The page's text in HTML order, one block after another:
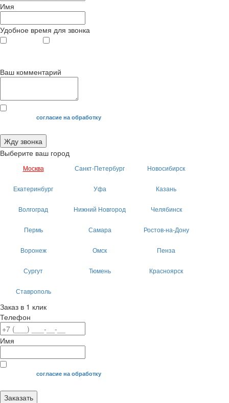
Имя
Удобное время для звонка
Ваш комментарий
Я даю своесогласие на обработку
Жду звонка
Выберите ваш город
Москва Санкт-Петербург Новосибирск
Екатеринбург Уфа Казань
Волгоград Нижний Новгород Челябинск
Пермь Самара Ростов-на-Дону
Воронеж Омск Пенза
Сургут Тюмень Красноярск
Ставрополь
Заказ в 1 клик
Телефон
Имя
Я даю своесогласие на обработку
Заказать